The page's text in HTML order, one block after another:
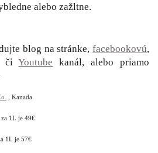
alebo zažltne.
blog na stránke, facebookovú,
čiYoutube kanál, alebo priamo
, Kanada
1L je 49€
1L je 57€